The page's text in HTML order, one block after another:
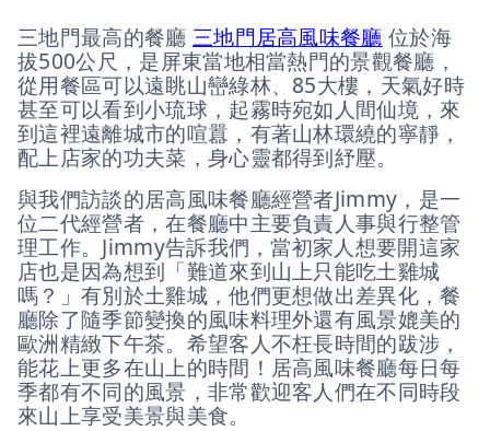
三地門最高的餐廳 三地門居高風味餐廳 位於海
拔500公尺，是屏東當地相當熱門的景觀餐廳，
從用餐區可以遠眺山巒綠林、85大樓，天氣好時
甚至可以看到小琉球，起霧時宛如人間仙境，來
到這裡遠離城市的喧囂，有著山林環繞的寧靜，
配上店家的功夫菜，身心靈都得到紓壓。
與我們訪談的居高風味餐廳經營者Jimmy，是一
位二代經營者，在餐廳中主要負責人事與行整管
理工作。Jimmy告訴我們，當初家人想要開這家
店也是因為想到「難道來到山上只能吃土雞城
嗎？」有別於土雞城，他們更想做出差異化，餐
廳除了隨季節變換的風味料理外還有風景媲美的
歐洲精緻下午茶。希望客人不枉長時間的跋涉，
能花上更多在山上的時間！居高風味餐廳每日每
季都有不同的風景，非常歡迎客人們在不同時段
來山上享受美景與美食。